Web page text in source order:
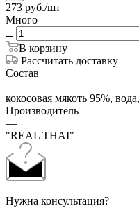
273 руб./шт
Много
В корзину
Рассчитать доставку
Состав
—
кокосовая мякоть 95%,
Производитель
—
"REAL THAI"
Нужна консультация?